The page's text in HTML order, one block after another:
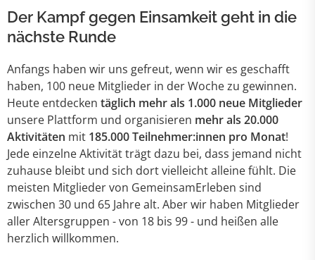
Der Kampf gegen Einsamkeit geht in die
nächste Runde
Anfangs haben wir uns gefreut, wenn wir es geschafft
haben, 100 neue Mitglieder in der Woche zu gewinnen.
Heute entdecken täglich mehr als 1.000 neue Mitglieder
unsere Plattform und organisieren mehr als 20.000
Aktivitäten mit 185.000 Teilnehmer:innen pro Monat!
Jede einzelne Aktivität trägt dazu bei, dass jemand nicht
zuhause bleibt und sich dort vielleicht alleine fühlt. Die
meisten Mitglieder von GemeinsamErleben sind
zwischen 30 und 65 Jahre alt. Aber wir haben Mitglieder
aller Altersgruppen - von 18 bis 99 - und heißen alle
herzlich willkommen.